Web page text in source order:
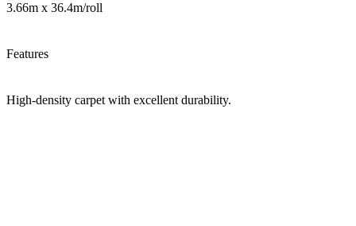
3.66m x 36.4m/roll
Features
High-density carpet with excellent durability.